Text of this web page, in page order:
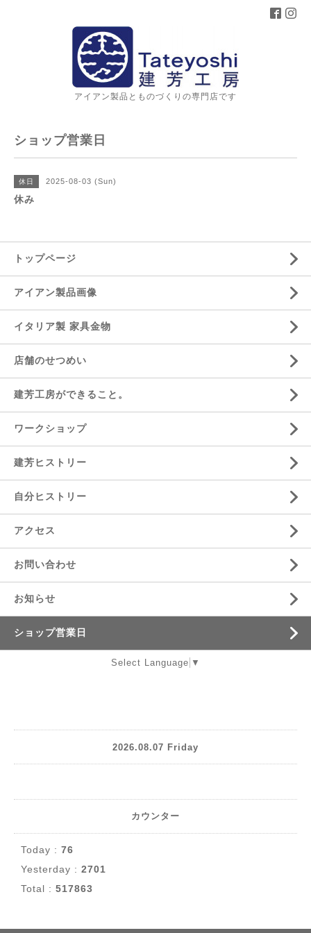
アイアン製品とものづくりの専門店です
ショップ営業日
休日 2025-08-03 (Sun)
休み
トップページ
アイアン製品画像
イタリア製 家具金物
店舗のせつめい
建芳工房ができること。
ワークショップ
建芳ヒストリー
自分ヒストリー
アクセス
お問い合わせ
お知らせ
ショップ営業日
Select Language ▼
2026.08.07 Friday
カウンター
Today : 76
Yesterday : 2701
Total : 517863